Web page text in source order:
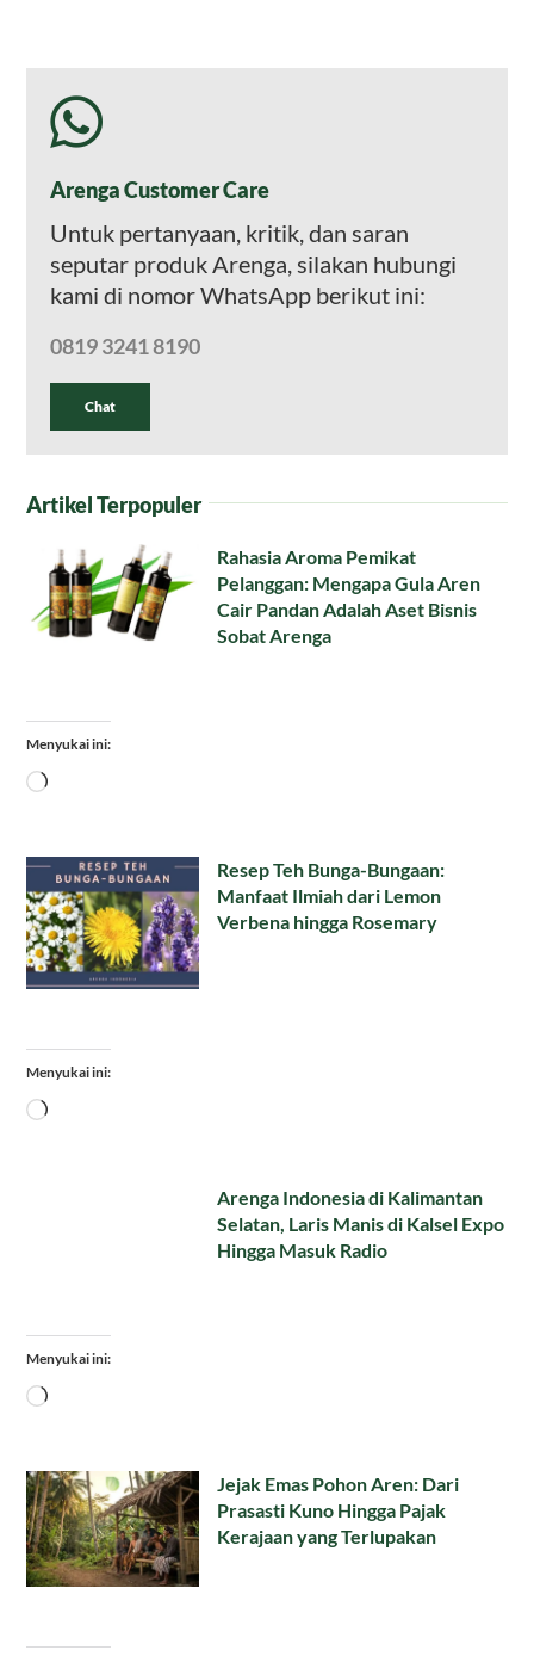
Arenga Customer Care
Untuk pertanyaan, kritik, dan saran
seputar produk Arenga, silakan hubungi
kami di nomor WhatsApp berikut ini:
0819 3241 8190
Chat
Artikel Terpopuler
Rahasia Aroma Pemikat
Pelanggan: Mengapa Gula Aren
Cair Pandan Adalah Aset Bisnis
Sobat Arenga
Menyukai ini:
Memuat...
Resep Teh Bunga-Bungaan:
Manfaat Ilmiah dari Lemon
Verbena hingga Rosemary
Menyukai ini:
Memuat...
Arenga Indonesia di Kalimantan
Selatan, Laris Manis di Kalsel Expo
Hingga Masuk Radio
Menyukai ini:
Memuat...
Jejak Emas Pohon Aren: Dari
Prasasti Kuno Hingga Pajak
Kerajaan yang Terlupakan